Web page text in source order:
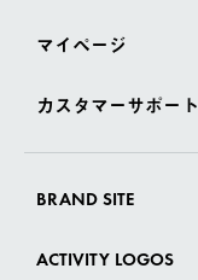
マイページ
カスタマーサポート
BRAND SITE
ACTIVITY LOGOS